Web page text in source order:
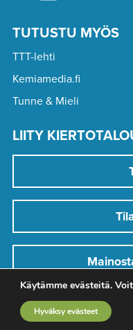
TUTUSTU MYÖS
TTT-lehti
Kemiamedia.fi
Tunne & Mieli
LIITY
Käytämme evästeitä.
Hyväksy evästeet